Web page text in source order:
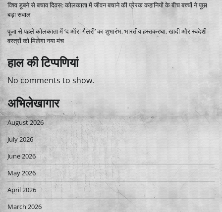
विश्व डूबने से बचाव दिवस: कोलकाता में जीवन बचाने की प्रेरक कहानियों के बीच बच्चों ने पूछा
बड़ा सवाल
पूजा से पहले कोलकाता में ‘द ऑरा गैलरी’ का शुभारंभ, भारतीय हस्तकरघा, खादी और स्वदेशी
वस्त्रों को मिलेगा नया मंच
हाल की टिप्पणियां
No comments to show.
अभिलेखागार
August 2026
July 2026
June 2026
May 2026
April 2026
March 2026